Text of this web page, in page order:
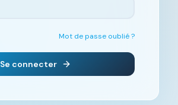
Mot de passe oublié ?
Se connecter